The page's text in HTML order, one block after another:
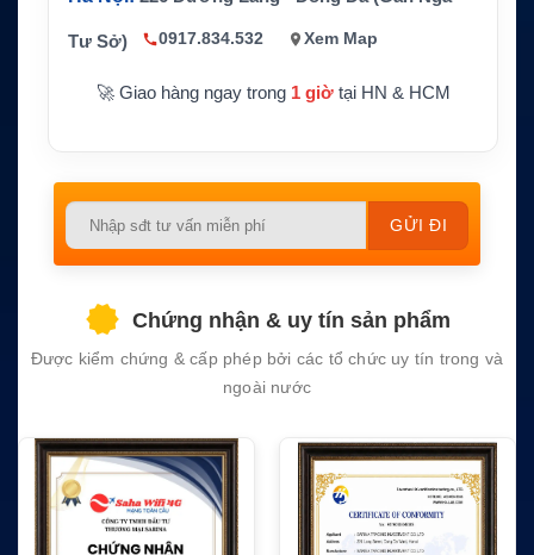
Tư Sở) 0917.834.532 Xem Map
🚀 Giao hàng ngay trong 1 giờtại HN & HCM
Please
empty.
Chứng nhận & uy tín sản phẩm
Được kiểm chứng & cấp phép bởi các tổ chức uy tín trong và
ngoài nước